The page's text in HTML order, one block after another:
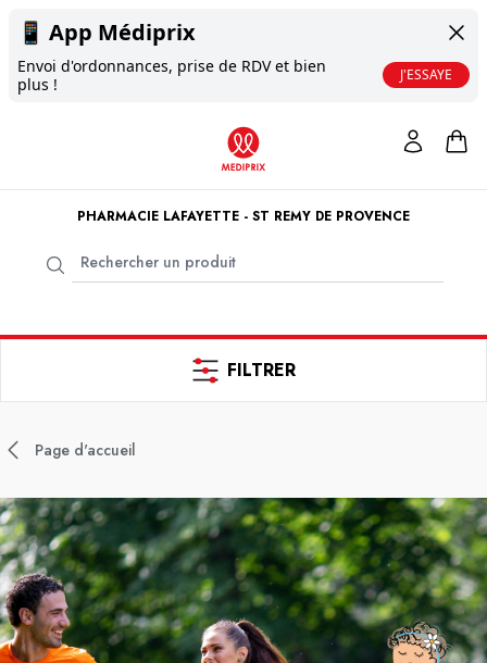
📱 App Médiprix
Envoi d'ordonnances, prise de RDV et bien
plus !
J'ESSAYE
PHARMACIE LAFAYETTE - ST REMY DE PROVENCE
FILTRER
Page d'accueil